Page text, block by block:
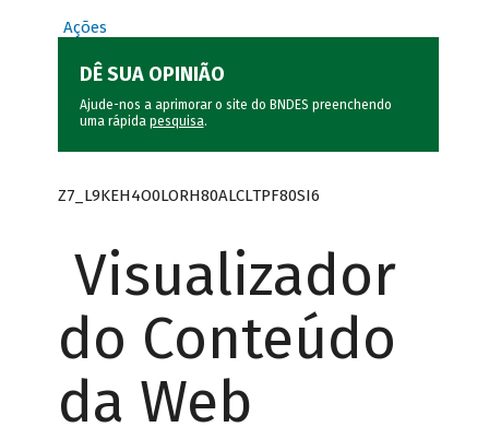
Ações
DÊ SUA OPINIÃO
Ajude-nos a aprimorar o site do BNDES preenchendo
uma rápida pesquisa.
Z7_L9KEH4O0LORH80ALCLTPF80SI6
Visualizador
do Conteúdo
da Web